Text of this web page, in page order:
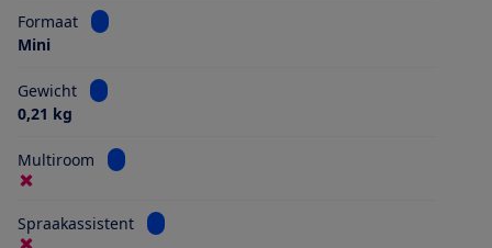
Formaat
Bekijk informatie voor Formaat
Mini
Gewicht
Bekijk informatie voor Gewicht
0,21 kg
Multiroom Bekijk informatie voor Multiroom
Spraakassistent Bekijk informatie voor Spraakassistent